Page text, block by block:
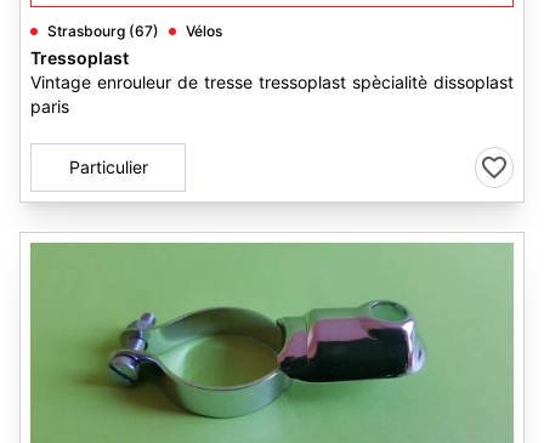
Strasbourg (67) Vélos
Tressoplast
Vintage enrouleur de tresse tressoplast spècialitè dissoplast
paris
Particulier